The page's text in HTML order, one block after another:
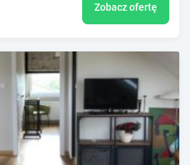
Zobacz ofertę